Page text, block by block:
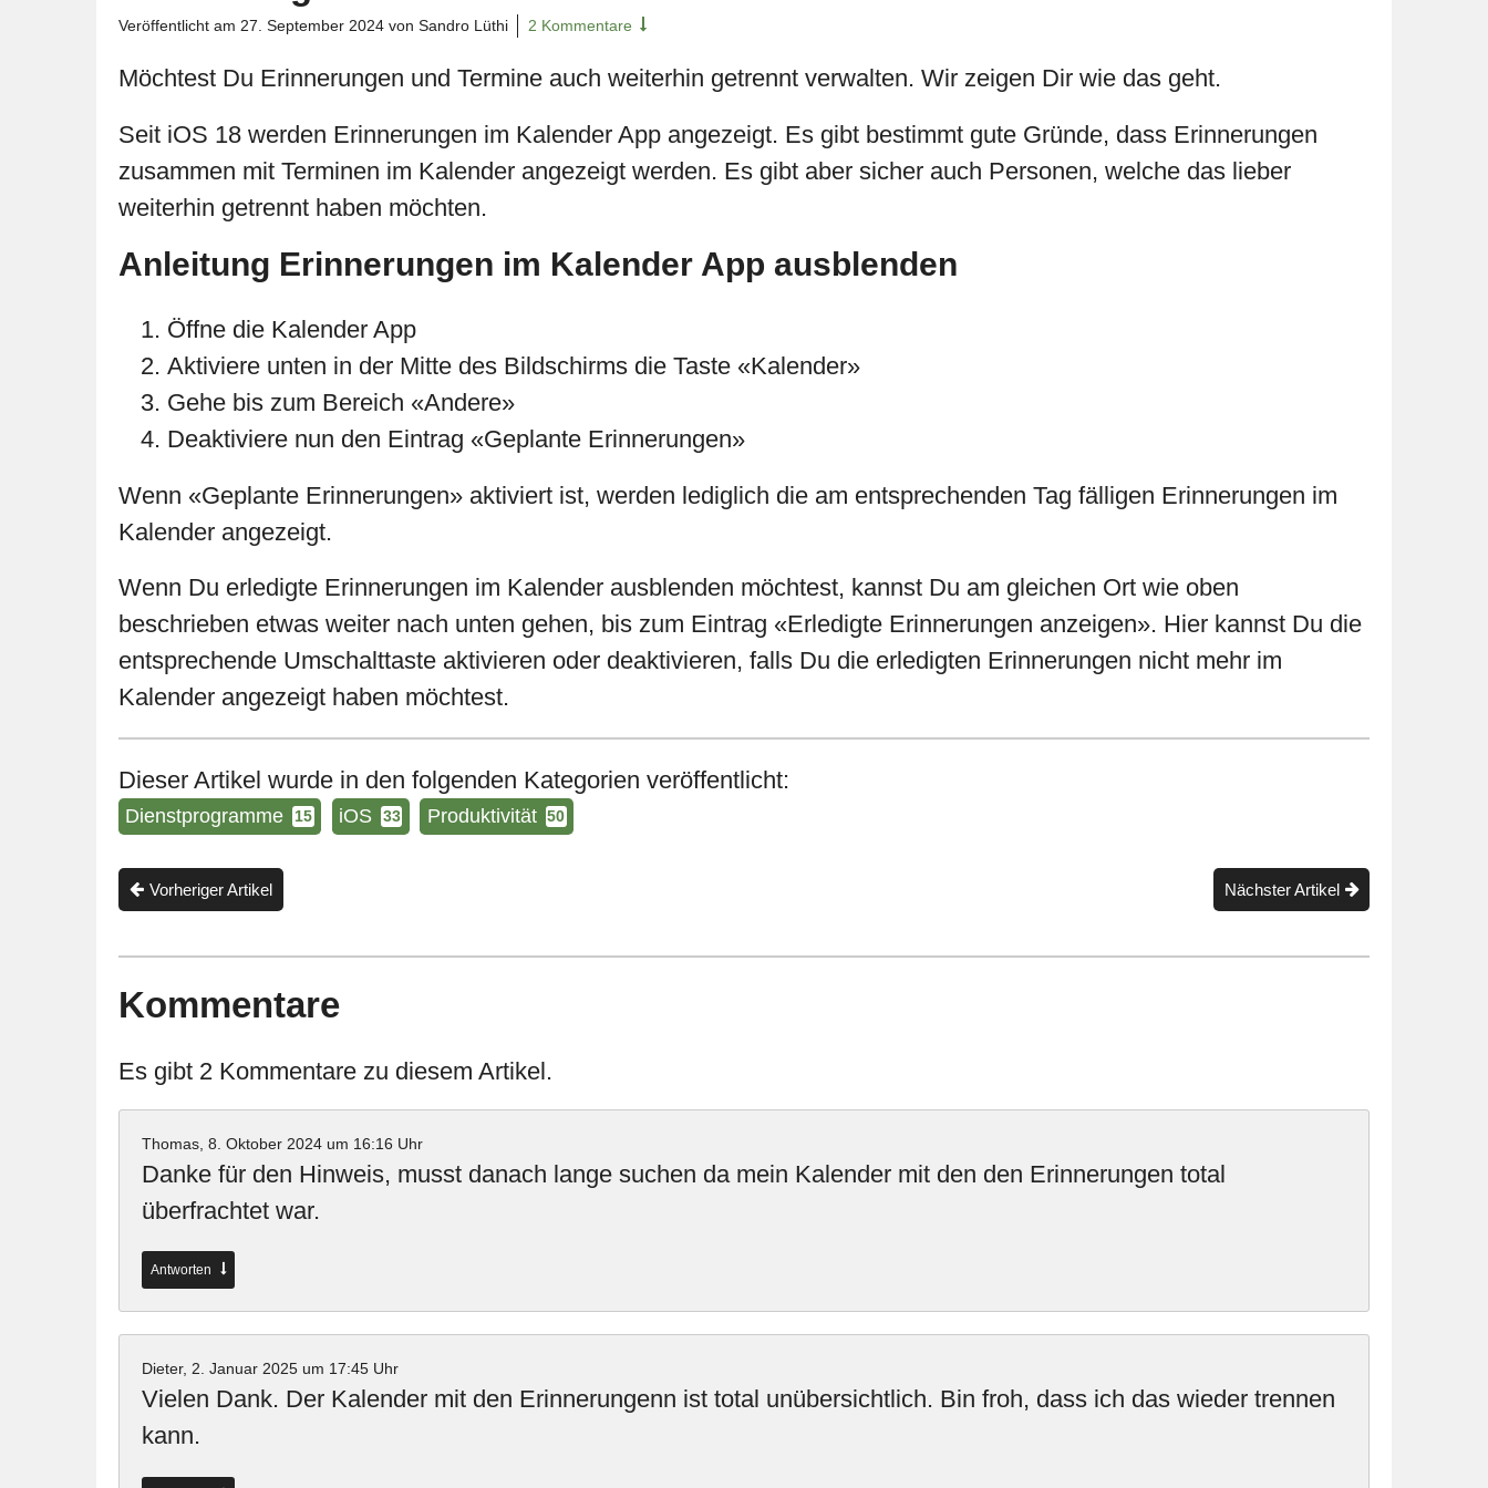
Veröffentlicht am 27. September 2024 von Sandro Lüthi 2 Kommentare
Möchtest Du Erinnerungen und Termine auch weiterhin getrennt verwalten. Wir zeigen Dir wie das geht.
Seit iOS 18 werden Erinnerungen im Kalender App angezeigt. Es gibt bestimmt gute Gründe, dass Erinnerungen
zusammen mit Terminen im Kalender angezeigt werden. Es gibt aber sicher auch Personen, welche das lieber
weiterhin getrennt haben möchten.
Anleitung Erinnerungen im Kalender App ausblenden
Öffne die Kalender App
Aktiviere unten in der Mitte des Bildschirms die Taste «Kalender»
Gehe bis zum Bereich «Andere»
Deaktiviere nun den Eintrag «Geplante Erinnerungen»
Wenn «Geplante Erinnerungen» aktiviert ist, werden lediglich die am entsprechenden Tag fälligen Erinnerungen im
Kalender angezeigt.
Wenn Du erledigte Erinnerungen im Kalender ausblenden möchtest, kannst Du am gleichen Ort wie oben
beschrieben etwas weiter nach unten gehen, bis zum Eintrag «Erledigte Erinnerungen anzeigen». Hier kannst Du die
entsprechende Umschalttaste aktivieren oder deaktivieren, falls Du die erledigten Erinnerungen nicht mehr im
Kalender angezeigt haben möchtest.
Dieser Artikel wurde in den folgenden Kategorien veröffentlicht:
Dienstprogramme 15 iOS 33 Produktivität 50
Nächster Artikel
Vorheriger Artikel
Kommentare
Es gibt 2 Kommentare zu diesem Artikel.
Thomas, 8. Oktober 2024 um 16:16 Uhr
Danke für den Hinweis, musst danach lange suchen da mein Kalender mit den den Erinnerungen total
überfrachtet war.
Antworten
Dieter, 2. Januar 2025 um 17:45 Uhr
Vielen Dank. Der Kalender mit den Erinnerungenn ist total unübersichtlich. Bin froh, dass ich das wieder trennen
kann.